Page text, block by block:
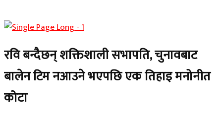
रवि बन्दैछन् शक्तिशाली सभापति, चुनावबाट
बालेन टिम नआउने भएपछि एक तिहाइ मनोनीत
कोटा